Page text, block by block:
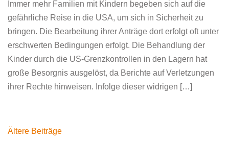
Immer mehr Familien mit Kindern begeben sich auf die
gefährliche Reise in die USA, um sich in Sicherheit zu
bringen. Die Bearbeitung ihrer Anträge dort erfolgt oft unter
erschwerten Bedingungen erfolgt. Die Behandlung der
Kinder durch die US-Grenzkontrollen in den Lagern hat
große Besorgnis ausgelöst, da Berichte auf Verletzungen
ihrer Rechte hinweisen. Infolge dieser widrigen […]
Beitragsnavigation
Ältere Beiträge